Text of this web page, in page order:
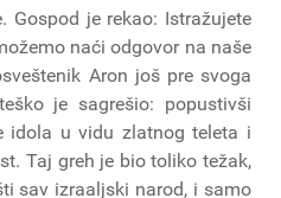
Gospod je rekao: Istražujete
naći odgovor na naše
Aron još pre svoga
je sagrešio: popustivši
idola u vidu zlatnog teleta i
Taj greh je bio toliko težak,
sav izraaljski narod, i samo